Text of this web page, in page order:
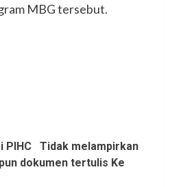
MBG tersebut.
PIHC Tidak melampirkan
dokumen tertulis Ke